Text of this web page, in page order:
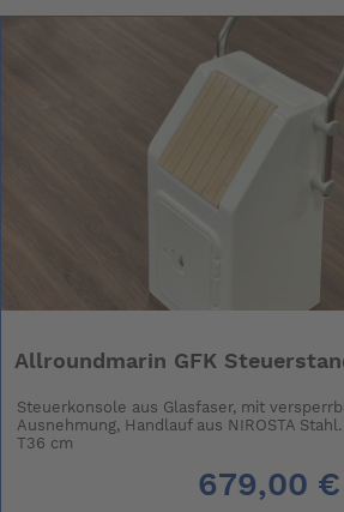
Allroundmarin GFK
Steuerkonsole aus Glasfaser, mit
Ausnehmung, Handlauf aus NIROSTA
T36 cm
679,00 €